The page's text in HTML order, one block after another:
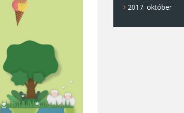
2017. október